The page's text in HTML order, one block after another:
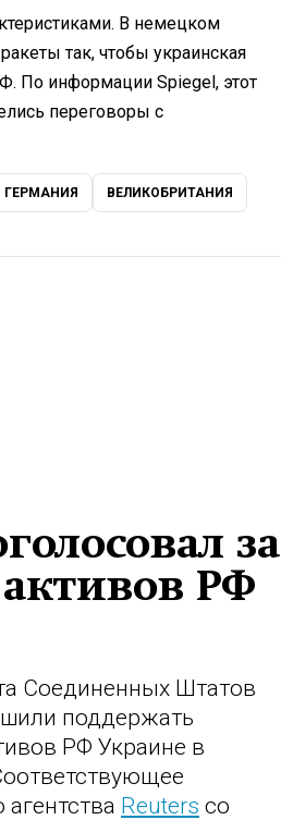
В немецком
так, чтобы украинская
По информации Spiegel, этот
переговоры с
ГЕРМАНИЯ ВЕЛИКОБРИТАНИЯ
за
РФ
Соединенных Штатов
поддержать
РФ Украине в
Reuters со